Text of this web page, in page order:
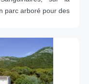
parc arboré pour des